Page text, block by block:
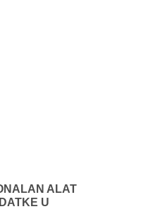
ALAT
U